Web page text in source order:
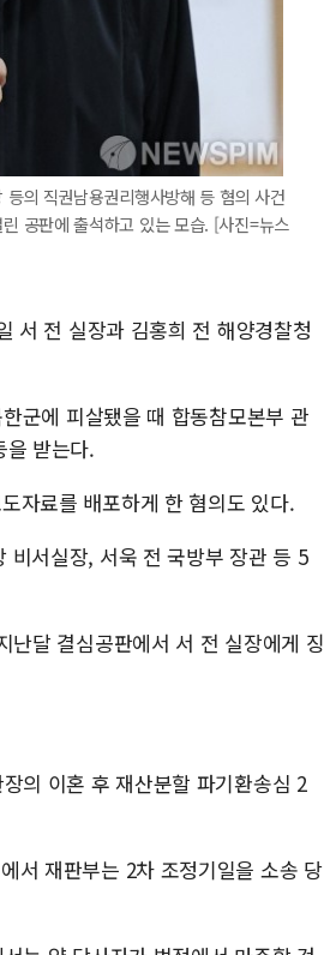
의 직권남용권리행사방해 등 혐의 사건
공판에 출석하고 있는 모습. [사진=뉴스
서 전 실장과 김홍희 전 해양경찰청
군에 피살됐을 때 합동참모본부 관
을 받는다.
자료를 배포하게 한 혐의도 있다.
비서실장, 서욱 전 국방부 장관 등 5
난달 결심공판에서 서 전 실장에게 징
의 이혼 후 재산분할 파기환송심 2
서 재판부는 2차 조정기일을 소송 당